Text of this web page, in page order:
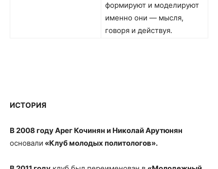
формируют и моделируют
именно они — мысля,
говоря и действуя.
ИСТОРИЯ
В 2008 году Арег Кочинян и Николай Арутюнян
основали «Клуб молодых политологов».